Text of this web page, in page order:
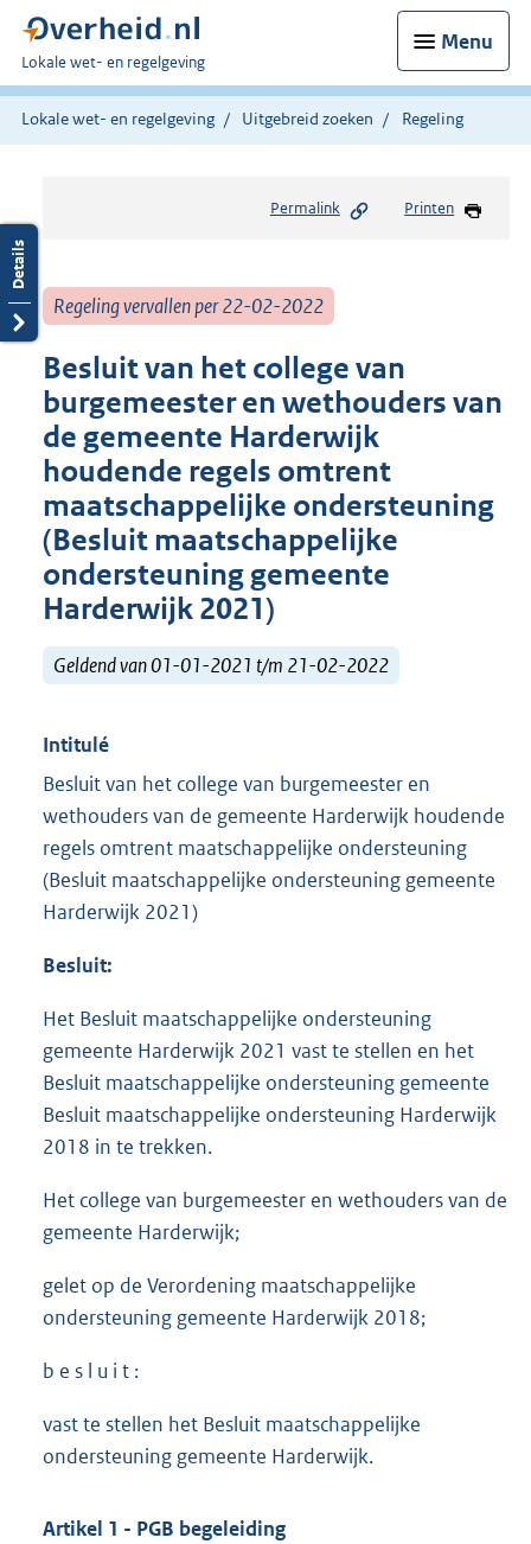
Menu
U
bent
hier:
Lokale wet- en regelgeving
Lokale wet- en regelgeving Uitgebreid zoeken Regeling
Permalink Printen
Regeling vervallen per 22-02-2022
Besluit van het college van
burgemeester en wethouders van
de gemeente Harderwijk
houdende regels omtrent
maatschappelijke ondersteuning
(Besluit maatschappelijke
ondersteuning gemeente
Harderwijk 2021)
Geldend van 01-01-2021 t/m 21-02-2022
Intitulé
Besluit van het college van burgemeester en
wethouders van de gemeente Harderwijk houdende
regels omtrent maatschappelijke ondersteuning
(Besluit maatschappelijke ondersteuning gemeente
Harderwijk 2021)
Besluit:
Het Besluit maatschappelijke ondersteuning
gemeente Harderwijk 2021 vast te stellen en het
Besluit maatschappelijke ondersteuning gemeente
Besluit maatschappelijke ondersteuning Harderwijk
2018 in te trekken.
Het college van burgemeester en wethouders van de
gemeente Harderwijk;
gelet op de Verordening maatschappelijke
ondersteuning gemeente Harderwijk 2018;
b e s l u i t :
vast te stellen het Besluit maatschappelijke
ondersteuning gemeente Harderwijk.
Artikel 1 - PGB begeleiding